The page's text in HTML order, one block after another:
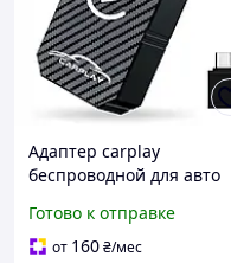
Адаптер carplay
беспроводной для авто
usb type c черный
переходник plug and play
Готово к отправке
от 160₴/мес